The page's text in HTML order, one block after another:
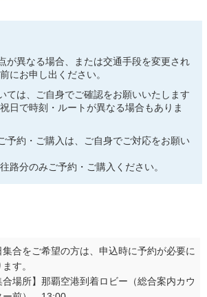
が異なる場合、または交通手段を変更され
にお申し出ください。
ては、ご自身でご確認をお願いいたします
日で時刻・ルートが異なる場合もありま
予約・ご購入は、ご自身でご対応をお願い
路分のみご予約・ご購入ください。
集合をご希望の方は、申込時に予約が必要に
す。
合場所】那覇空港到着ロビー（総合案内カウ